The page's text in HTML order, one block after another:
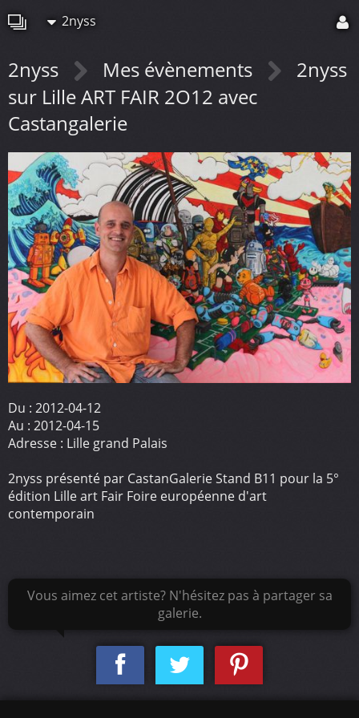
2nyss
2nyss Mes évènements
2nyss
sur Lille ART FAIR 2O12 avec
Castangalerie
Du : 2012-04-12
Au : 2012-04-15
Adresse : Lille grand Palais
2nyss présenté par CastanGalerie Stand B11 pour la 5°
édition Lille art Fair Foire européenne d'art
contemporain
Vous aimez cet artiste? N'hésitez pas à partager sa
galerie.